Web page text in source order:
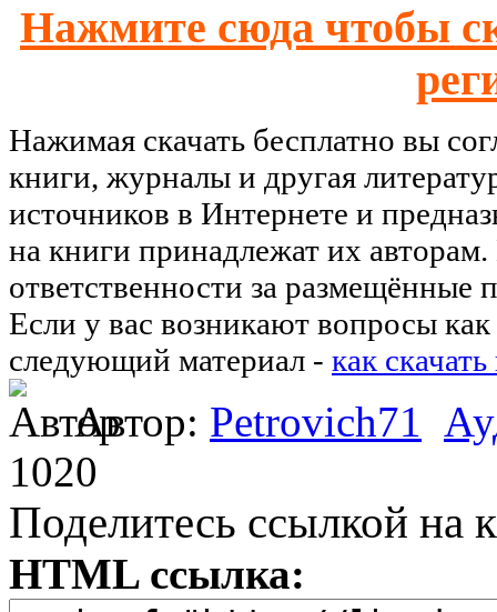
Нажмите сюда чтобы
Нажимая скачать бесплатно вы
книги, журналы и другая
источников в Интернете и
на книги принадлежат их
ответственности за размещённые
Если у вас возникают вопросы как
следующий материал - как
Автор: Petrovich71
1020
Поделитесь ссылкой на
HTML ссылка: